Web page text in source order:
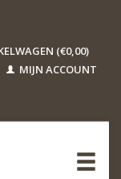
(€0,00)
MIJN ACCOUNT